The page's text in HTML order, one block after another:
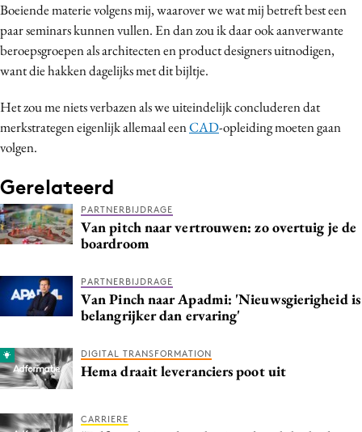
Boeiende materie volgens mij, waarover we wat mij betreft best een
paar seminars kunnen vullen. En dan zou ik daar ook aanverwante
beroepsgroepen als architecten en product designers uitnodigen,
want die hakken dagelijks met dit bijltje.
Het zou me niets verbazen als we uiteindelijk concluderen dat
merkstrategen eigenlijk allemaal eenCAD-opleiding moeten gaan
volgen.
Gerelateerd
PARTNERBIJDRAGE
Van pitch naar vertrouwen: zo overtuig je de
boardroom
PARTNERBIJDRAGE
Van Pinch naar Apadmi: 'Nieuwsgierigheid is
belangrijker dan ervaring'
DIGITAL TRANSFORMATION
Hema draait leveranciers poot uit
CARRIERE